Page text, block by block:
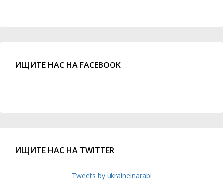
ИЩИТЕ НАС НА FACEBOOK
ИЩИТЕ НАС НА TWITTER
Tweets by ukraineinarabi